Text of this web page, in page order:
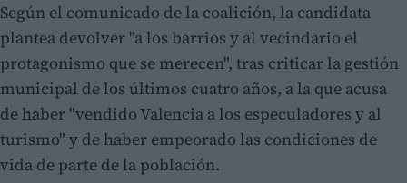
Según el comunicado de la coalición, la candidata
plantea devolver "a los barrios y al vecindario el
protagonismo que se merecen", tras criticar la gestión
municipal de los últimos cuatro años, a la que acusa
de haber "vendido Valencia a los especuladores y al
turismo" y de haber empeorado las condiciones de
vida de parte de la población.